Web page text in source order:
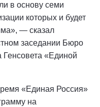
в основу семи
которых и будет
— сказал
заседании Бюро
«Единой
«Единая Россия»
на